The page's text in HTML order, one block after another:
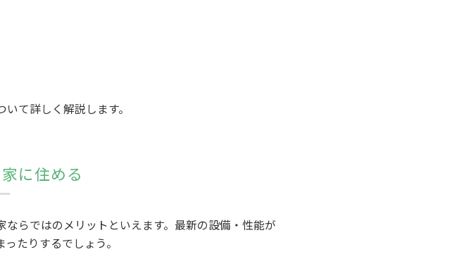
て詳しく解説します。
に住める
らではのメリットといえます。最新の設備・性能が
たりするでしょう。